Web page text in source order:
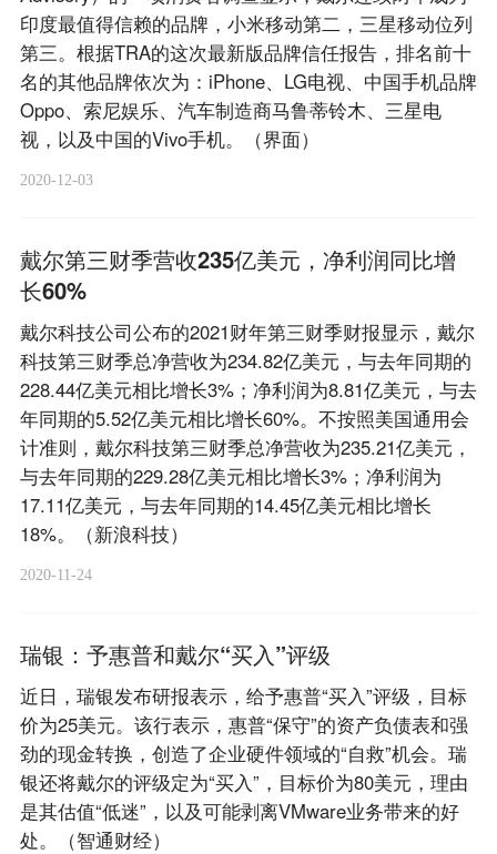
印度最值得信赖的品牌，小米移动第二，三星移动位列
第三。根据TRA的这次最新版品牌信任报告，排名前十
名的其他品牌依次为：iPhone、LG电视、中国手机品牌
Oppo、索尼娱乐、汽车制造商马鲁蒂铃木、三星电
视，以及中国的Vivo手机。（界面）
2020-12-03
戴尔第三财季营收235亿美元，净利润同比增
长60%
戴尔科技公司公布的2021财年第三财季财报显示，戴尔
科技第三财季总净营收为234.82亿美元，与去年同期的
228.44亿美元相比增长3%；净利润为8.81亿美元，与去
年同期的5.52亿美元相比增长60%。不按照美国通用会
计准则，戴尔科技第三财季总净营收为235.21亿美元，
与去年同期的229.28亿美元相比增长3%；净利润为
17.11亿美元，与去年同期的14.45亿美元相比增长
18%。（新浪科技）
2020-11-24
瑞银：予惠普和戴尔“买入”评级
近日，瑞银发布研报表示，给予惠普“买入”评级，目标
价为25美元。该行表示，惠普“保守”的资产负债表和强
劲的现金转换，创造了企业硬件领域的“自救”机会。瑞
银还将戴尔的评级定为“买入”，目标价为80美元，理由
是其估值“低迷”，以及可能剥离VMware业务带来的好
处。（智通财经）